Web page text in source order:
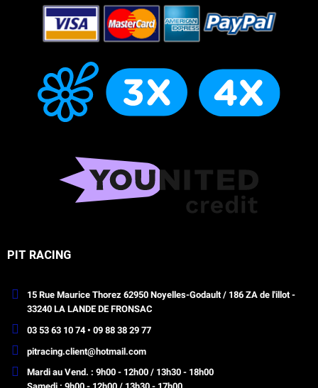
PIT RACING
15 Rue Maurice Thorez 62950 Noyelles-Godault / 186 ZA de l'illot -
33240 LA LANDE DE FRONSAC
03 53 63 10 74 • 09 88 38 29 77
pitracing.client@hotmail.com
Mardi au Vend. : 9h00 - 12h00 / 13h30 - 18h00